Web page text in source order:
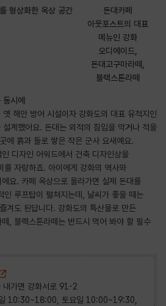
형상화한 옥상 공간
돈대카페
아웃포스트의 대표
메뉴인 강화
오디에이드,
돈대고구마라떼,
블랙스톤라떼
시에
옛 해안 방어 시설이자 강화도의 대표 유적지인
설계했어요. 돈대는 외적의 침입을 막거나 적을
에 흙과 돌로 쌓은 작은 군사 요새예요.
디자인 어워드에서 건축 디자인상을
를 자랑하죠. 아이에게 강화의 역사와
요. 카페 옥상으로 올라가면 실제 돈대를
인 루프탑이 펼쳐지는데, 날씨가 좋을 때는
겨도 된답니다. 강화도의 특산물로 만든
, 블랙스톤라떼는 반드시 먹어 봐야 할 필수
내가면 강화서로 91-2
10:30~18:00, 토요일 10:00~19:30,